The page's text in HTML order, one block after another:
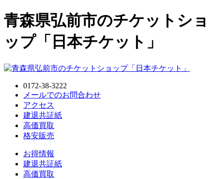
青森県弘前市のチケットショ
ップ「日本チケット」
0172-38-3222
メールでのお問合わせ
アクセス
建退共証紙
高価買取
格安販売
お得情報
建退共証紙
高価買取